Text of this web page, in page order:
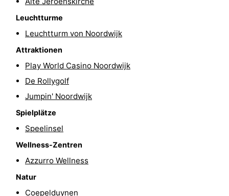
Schwimmbader
Wandern
Golfplatze
Surfen
Sportangeln
Essen
trinken
Veranstaltungen
Praktisch
Leuchtturme
Leuchtturm von Noordwijk
Attraktionen
Play World Casino Noordwijk
De Rollygolf
Jumpin' Noordwijk
Spielplätze
Speelinsel
Wellness-Zentren
Azzurro Wellness
Natur
Coepelduynen